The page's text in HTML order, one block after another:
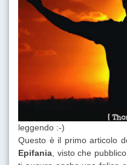
leggendo :-)
Questo è il primo articolo
Epifania, visto che